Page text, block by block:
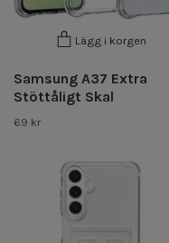
Lägg i korgen
Samsung A37 Extra
Stöttåligt Skal
69 kr